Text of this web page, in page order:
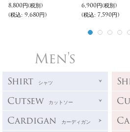
8,800円(税別)
(税込: 9,680円)
6,900円(税別)
(税込: 7,590円)
Men's
Shirt シャツ
Cutsew カットソー
Cardigan カーディガン